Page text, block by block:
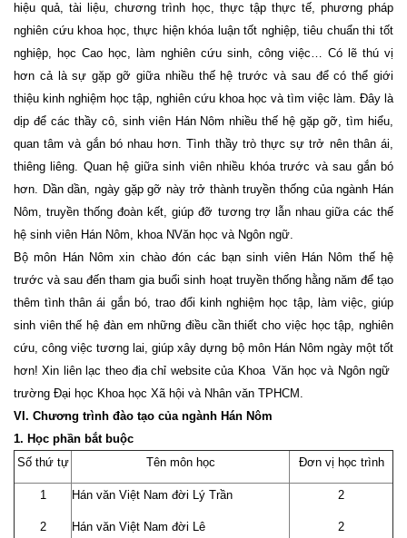
hiệu quả, tài liệu, chương trình học, thực tập thực tế, phương pháp
nghiên cứu khoa học, thực hiện khóa luận tốt nghiệp, tiêu chuẩn thi tốt
nghiệp, học Cao học, làm nghiên cứu sinh, công việc… Có lẽ thú vị
hơn cả là sự gặp gỡ giữa nhiều thế hệ trước và sau để có thể giới
thiệu kinh nghiệm học tập, nghiên cứu khoa học và tìm việc làm. Đây là
dịp để các thầy cô, sinh viên Hán Nôm nhiều thế hệ gặp gỡ, tìm hiểu,
quan tâm và gắn bó nhau hơn. Tình thầy trò thực sự trở nên thân ái,
thiêng liêng. Quan hệ giữa sinh viên nhiều khóa trước và sau gắn bó
hơn. Dần dần, ngày gặp gỡ này trở thành truyền thống của ngành Hán
Nôm, truyền thống đoàn kết, giúp đỡ tương trợ lẫn nhau giữa các thế
hệ sinh viên Hán Nôm, khoa NVăn học và Ngôn ngữ.
Bộ môn Hán Nôm xin chào đón các bạn sinh viên Hán Nôm thế hệ
trước và sau đến tham gia buổi sinh hoạt truyền thống hằng năm để tạo
thêm tình thân ái gắn bó, trao đổi kinh nghiệm học tập, làm việc, giúp
sinh viên thế hệ đàn em những điều cần thiết cho việc học tập, nghiên
cứu, công việc tương lai, giúp xây dựng bộ môn Hán Nôm ngày một tốt
hơn! Xin liên lạc theo địa chỉ website của Khoa Văn học và Ngôn ngữ
trường Đại học Khoa học Xã hội và Nhân văn TPHCM.
VI. Chương trình đào tạo của ngành Hán Nôm
1. Học phần bắt buộc
Số thứ tự
Tên môn học Đơn vị học trình
1
2
Hán văn Việt Nam đời Lý Trần
Hán văn Việt Nam đời Lê
2
2